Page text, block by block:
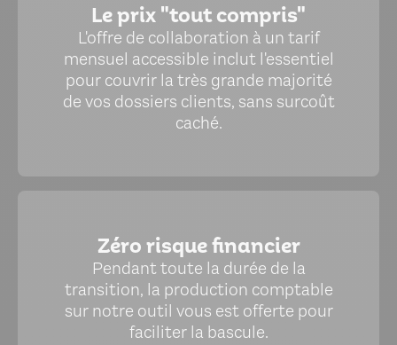
Le prix "tout compris"
L'offre de collaboration à un tarif
mensuel accessible inclut l'essentiel
pour couvrir la très grande majorité
de vos dossiers clients, sans surcoût
caché.
Zéro risque financier
Pendant toute la durée de la
transition, la production comptable
sur notre outil vous est offerte pour
faciliter la bascule.